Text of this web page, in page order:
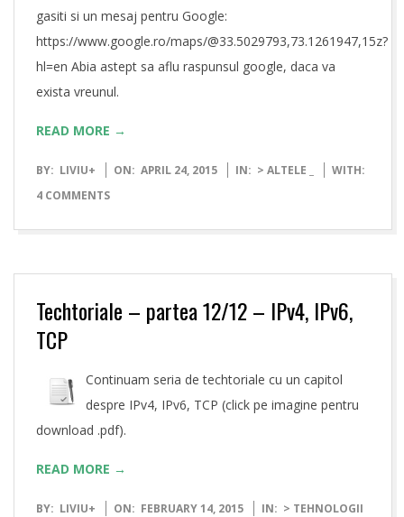
gasiti si un mesaj pentru Google:
https://www.google.ro/maps/@33.5029793,73.1261947,15z?
hl=en Abia astept sa aflu raspunsul google, daca va
exista vreunul.
READ MORE →
2015-
04-
BY: LIVIU+ ON: APRIL 24, 2015 IN: > ALTELE _
WITH:
4 COMMENTS
Techtoriale – partea 12/12 – IPv4, IPv6,
TCP
Continuam seria de techtoriale cu un capitol
despre IPv4, IPv6, TCP (click pe imagine pentru
download .pdf).
READ MORE →
2015-
BY: LIVIU+ ON: FEBRUARY 14, 2015 IN: > TEHNOLOGII